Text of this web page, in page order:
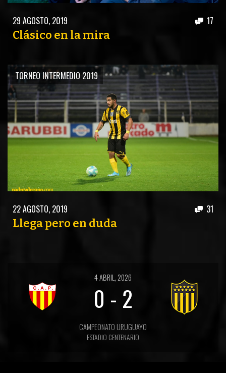
PEÑAS
ENCUESTAS
29 AGOSTO, 2019 17
Clásico en la mira
TORNEO INTERMEDIO 2019
22 AGOSTO, 2019 31
Llega pero en duda
4 ABRIL, 2026
0 - 2
CAMPEONATO URUGUAYO
ESTADIO CENTENARIO